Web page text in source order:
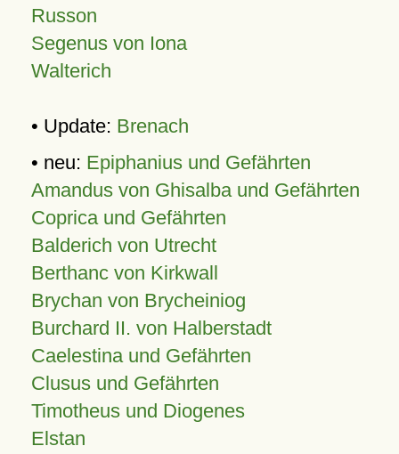
Russon
Segenus von Iona
Walterich
• Update: Brenach
• neu: Epiphanius und Gefährten
Amandus von Ghisalba und Gefährten
Coprica und Gefährten
Balderich von Utrecht
Berthanc von Kirkwall
Brychan von Brycheiniog
Burchard II. von Halberstadt
Caelestina und Gefährten
Clusus und Gefährten
Timotheus und Diogenes
Elstan